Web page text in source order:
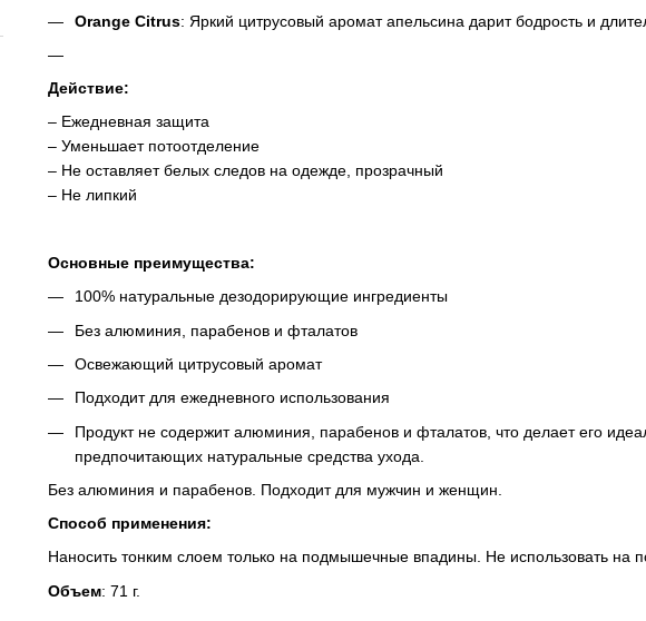
Orange Citrus: Яркий цитрусовый аромат апельсина дарит бодрость и
Действие:
– Ежедневная защита
– Уменьшает потоотделение
– Не оставляет белых следов на одежде, прозрачный
– Не липкий
Основные преимущества:
100% натуральные дезодорирующие ингредиенты
Без алюминия, парабенов и фталатов
Освежающий цитрусовый аромат
Подходит для ежедневного использования
Продукт не содержит алюминия, парабенов и фталатов, что делает его
предпочитающих натуральные средства ухода.
Без алюминия и парабенов. Подходит для мужчин и женщин.
Способ применения:
Наносить тонким слоем только на подмышечные впадины. Не использовать на
Объем: 71 г.